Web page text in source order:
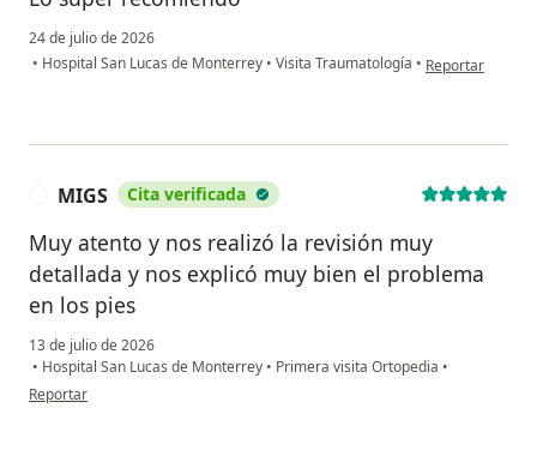
24 de julio de 2026
• Hospital San Lucas de Monterrey • Visita Traumatología • en opinión del
Reportar
MIGS Cita verificada
Muy atento y nos realizó la revisión muy
detallada y nos explicó muy bien el problema
en los pies
13 de julio de 2026
• Hospital San Lucas de Monterrey • Primera visita Ortopedia •
en opinión del usuario MIGS
Reportar